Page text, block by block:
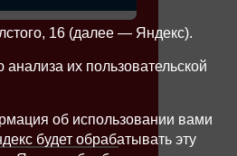
16 (далее — Яндекс).
их пользовательской
об использовании вами
будет обрабатывать эту